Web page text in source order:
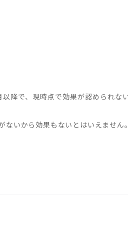
降で、現時点で効果が認められな
いから効果もないとはいえません。